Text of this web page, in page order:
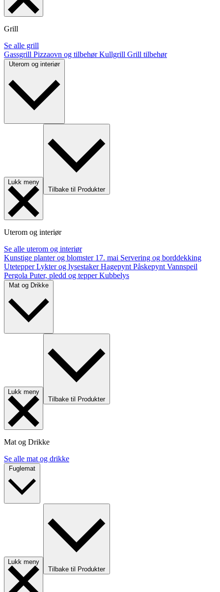
Grill
Se alle grill
Gassgrill Pizzaovn og tilbehørKullgrill Grill tilbehør
Uterom og interiør
Lukk meny
Tilbake til Produkter
Uterom og interiør
Se alle uterom og interiør
Kunstige planter og blomster 17. mai Servering og borddekking
UtetepperLykter og lysestakerHagepynt Påskepynt Vannspeil
Pergola Puter, pledd og tepperKubbelys
Lukk meny
Tilbake til Produkter
Mat og Drikke
Se alle mat og drikke
Lukk meny
Tilbake til Produkter